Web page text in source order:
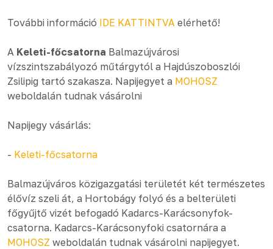
További információ IDE KATTINTVA elérhető!
A Keleti-főcsatorna Balmazújvárosi
vízszintszabályozó műtárgytól a Hajdúszoboszlói
Zsilipig tartó szakasza. Napijegyet a MOHOSZ
weboldalán tudnak vásárolni
Napijegy vásárlás:
- Keleti-főcsatorna
Balmazújváros közigazgatási területét két természetes
élővíz szeli át, a Hortobágy folyó és a belterületi
főgyűjtő vizét befogadó Kadarcs-Karácsonyfok-
csatorna. Kadarcs-Karácsonyfoki csatornára a
MOHOSZ weboldalán tudnak vásárolni napijegyet.